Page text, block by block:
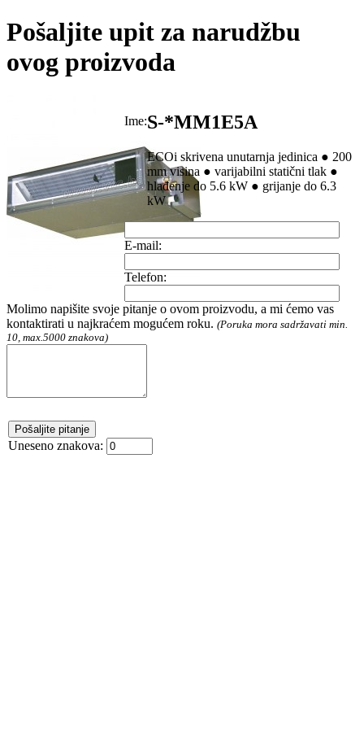
Pošaljite upit za narudžbu
ovog proizvoda
S-*MM1E5A
ECOi skrivena unutarnja jedinica ● 200
mm visina ● varijabilni statični tlak ●
hlađenje do 5.6 kW ● grijanje do 6.3
kW
Ime:
E-mail:
Telefon:
Molimo napišite svoje pitanje o ovom proizvodu, a mi ćemo vas
kontaktirati u najkraćem mogućem roku. (Poruka mora sadržavati min.
10, max.5000 znakova)
Uneseno znakova: